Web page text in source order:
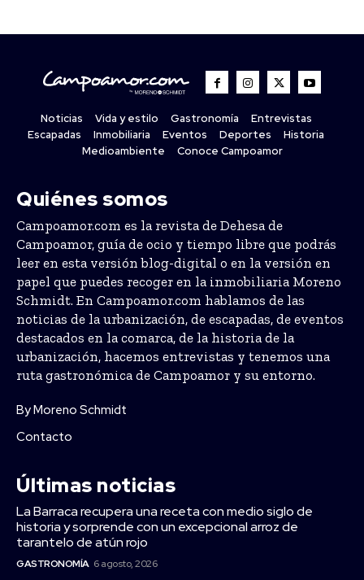
Noticias Vida y estilo Gastronomía
Entrevistas
Escapadas
Inmobiliaria Eventos Deportes
Historia
Medioambiente
Conoce Campoamor
Quiénes somos
Campoamor.com es la revista de Dehesa de
Campoamor, guía de ocio y tiempo libre que podrás
leer en esta versión blog-digital o en la versión en
papel que puedes recoger en la inmobiliaria Moreno
Schmidt. En Campoamor.com hablamos de las
noticias de la urbanización, de escapadas, de eventos
destacados en la comarca, de la historia de la
urbanización, hacemos entrevistas y tenemos una
ruta gastronómica de Campoamor y su entorno.
By Moreno Schmidt
Contacto
Últimas noticias
La Barraca recupera una receta con medio siglo de
historia y sorprende con un excepcional arroz de
tarantelo de atún rojo
GASTRONOMÍA 6 agosto, 2026